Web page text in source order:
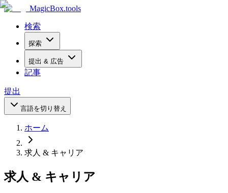
MagicBox.tools
検索
探索
提出 & 広告
記事
提出
言語を切り替え
ホーム
求人 & キャリア
求人 & キャリア